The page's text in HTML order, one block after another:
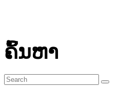
ຄົ້ນຫາ